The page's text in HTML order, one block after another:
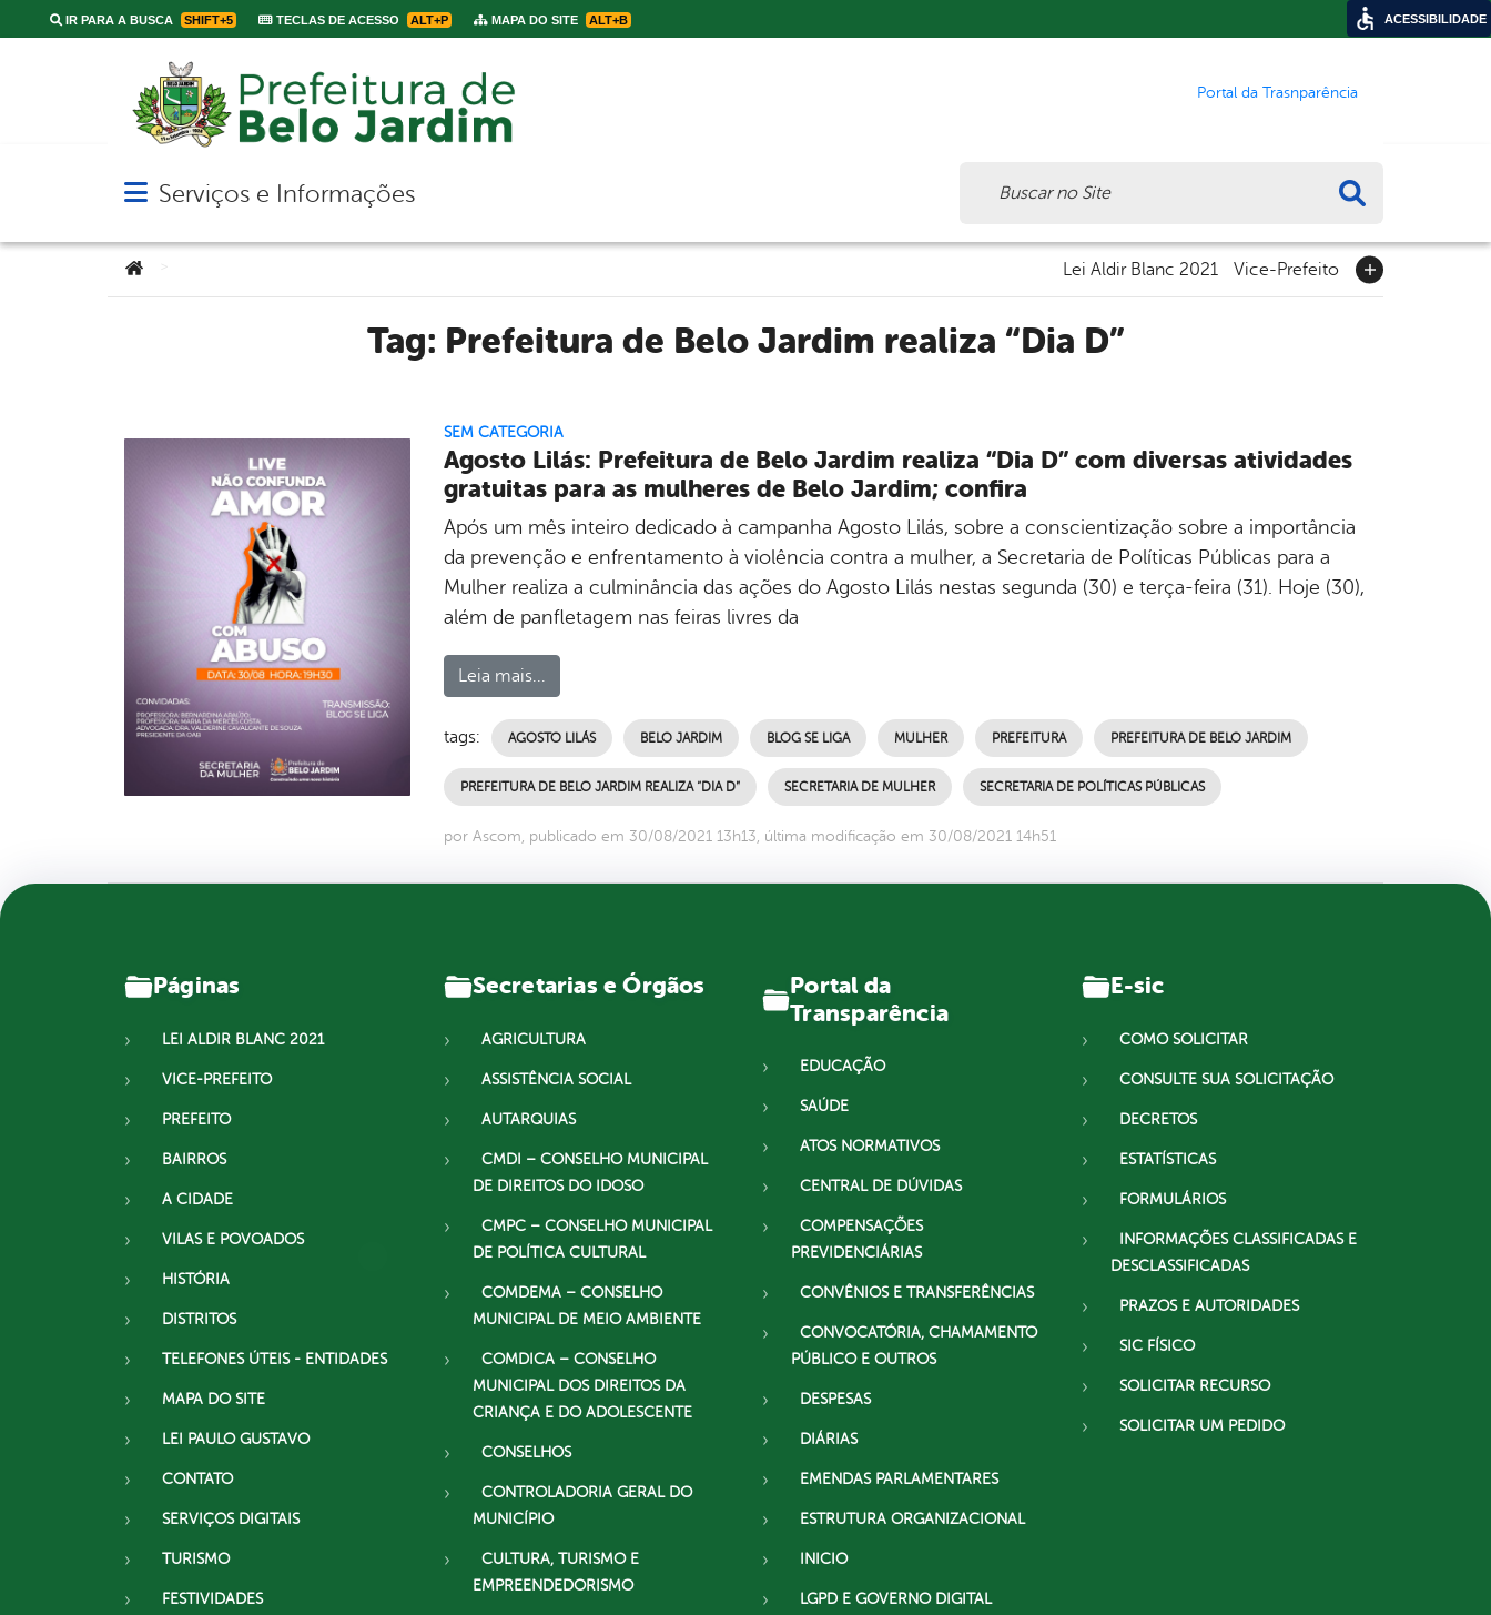
IR PARA A BUSCA SHIFT+5 TECLAS DE ACESSO ALT+P MAPA DO SITE ALT+B
Portal da Trasnparência
Abrir menu principal de navegação
Serviços e Informações
Você está aqui: Lei Aldir Blanc 2021 Vice-Prefeito
Tag: Prefeitura de Belo Jardim realiza “Dia D”
SEM CATEGORIA
Agosto Lilás: Prefeitura de Belo Jardim realiza “Dia D” com diversas atividades
gratuitas para as mulheres de Belo Jardim; confira
Após um mês inteiro dedicado à campanha Agosto Lilás, sobre a conscientização sobre a importância
da prevenção e enfrentamento à violência contra a mulher, a Secretaria de Políticas Públicas para a
Mulher realiza a culminância das ações do Agosto Lilás nestas segunda (30) e terça-feira (31). Hoje (30),
além de panfletagem nas feiras livres da
Leia mais...
tags: AGOSTO LILÁS BELO JARDIM BLOG SE LIGA MULHER PREFEITURA PREFEITURA DE BELO JARDIM
PREFEITURA DE BELO JARDIM REALIZA “DIA D” SECRETARIA DE MULHER SECRETARIA DE POLÍTICAS PÚBLICAS
por Ascom, publicado em 30/08/2021 13h13, última modificação em 30/08/2021 14h51
Páginas
LEI ALDIR BLANC 2021
VICE-PREFEITO
PREFEITO
BAIRROS
A CIDADE
VILAS E POVOADOS
HISTÓRIA
DISTRITOS
TELEFONES ÚTEIS - ENTIDADES
MAPA DO SITE
LEI PAULO GUSTAVO
CONTATO
SERVIÇOS DIGITAIS
TURISMO
FESTIVIDADES
Secretarias e Órgãos
AGRICULTURA
ASSISTÊNCIA SOCIAL
AUTARQUIAS
CMDI – CONSELHO MUNICIPAL
DE DIREITOS DO IDOSO
CMPC – CONSELHO MUNICIPAL
DE POLÍTICA CULTURAL
COMDEMA – CONSELHO
MUNICIPAL DE MEIO AMBIENTE
COMDICA – CONSELHO
MUNICIPAL DOS DIREITOS DA
CRIANÇA E DO ADOLESCENTE
CONSELHOS
CONTROLADORIA GERAL DO
MUNICÍPIO
CULTURA, TURISMO E
EMPREENDEDORISMO
Portal da
Transparência
EDUCAÇÃO
SAÚDE
ATOS NORMATIVOS
CENTRAL DE DÚVIDAS
COMPENSAÇÕES
PREVIDENCIÁRIAS
CONVÊNIOS E TRANSFERÊNCIAS
CONVOCATÓRIA, CHAMAMENTO
PÚBLICO E OUTROS
DESPESAS
DIÁRIAS
EMENDAS PARLAMENTARES
ESTRUTURA ORGANIZACIONAL
INICIO
LGPD E GOVERNO DIGITAL
E-sic
COMO SOLICITAR
CONSULTE SUA SOLICITAÇÃO
DECRETOS
ESTATÍSTICAS
FORMULÁRIOS
INFORMAÇÕES CLASSIFICADAS E
DESCLASSIFICADAS
PRAZOS E AUTORIDADES
SIC FÍSICO
SOLICITAR RECURSO
SOLICITAR UM PEDIDO
ACESSIBILIDADE